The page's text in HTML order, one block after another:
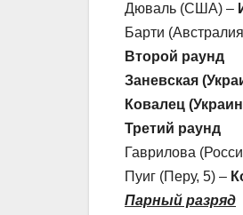
Дюваль (США) –
Барти
Второй раунд
Заневская
Ковалец
Третий раунд
Гаврилова
Пуиг (Перу, 5) –
Парный разряд